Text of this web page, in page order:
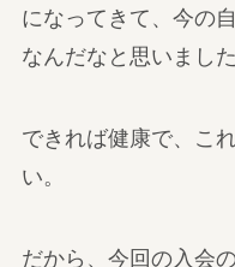
になってきて、今の
なんだなと思いました
できれば健康で、こ
い。
だから、今回の入会